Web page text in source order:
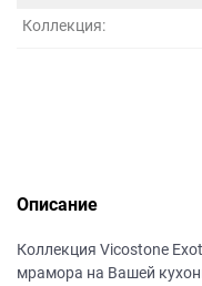
Коллекция:
Описание
Коллекция Vicostone
мрамора на Вашей